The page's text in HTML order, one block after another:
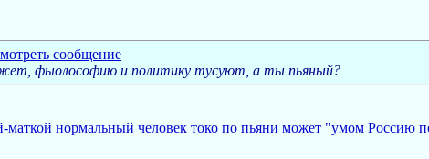
фыолософию и политику тусуют, а ты пьяный?
маткой нормальный человек токо по пьяни может "умом Россию